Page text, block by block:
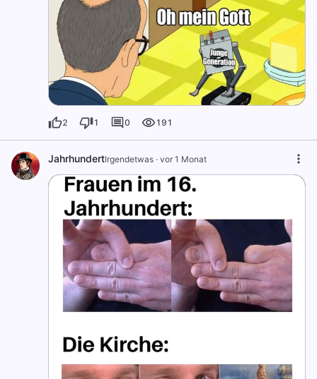
2 1 0 191
JahrhundertIrgendetwas · vor 1 Monat